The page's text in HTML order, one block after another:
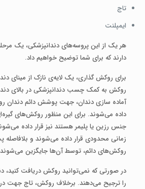
تاج
ایمپلنت
هر یک از این پروسه‌های دندانپزشکی، یک
دارند که برای شما توضیح خواهیم داد.
برای روکش گذاری، یک لایه‌ی نازک از مینای
روکش به کمک چسب دندانپزشکی در بالای
آماده سازی دندان، جهت پوشش دائم دندان
داده می‌شوند. برای این منظور روکش‌های
جنس رزین یا پلیمر هستند نیز قرار داده
زمانی محدودی قرار داده می‌شوند و
روکش‌های دائم، توسط آن‌ها جایگزین
در صورتی که نمی‌توانید روکش دریافت کنید،
را ترجیح می‌دهند. برخلاف روکش، تاج جهت